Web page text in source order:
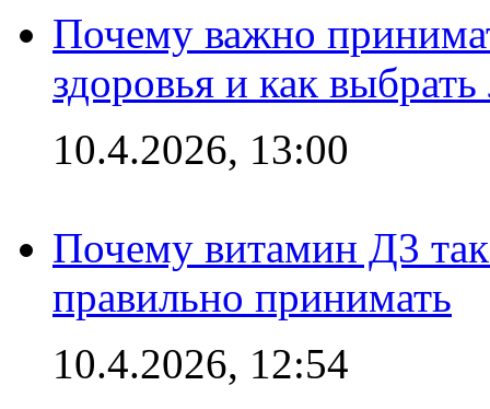
Почему важно
здоровья и как
10.4.2026, 13:00
Почему витамин Д3 так
правильно принимать
10.4.2026, 12:54